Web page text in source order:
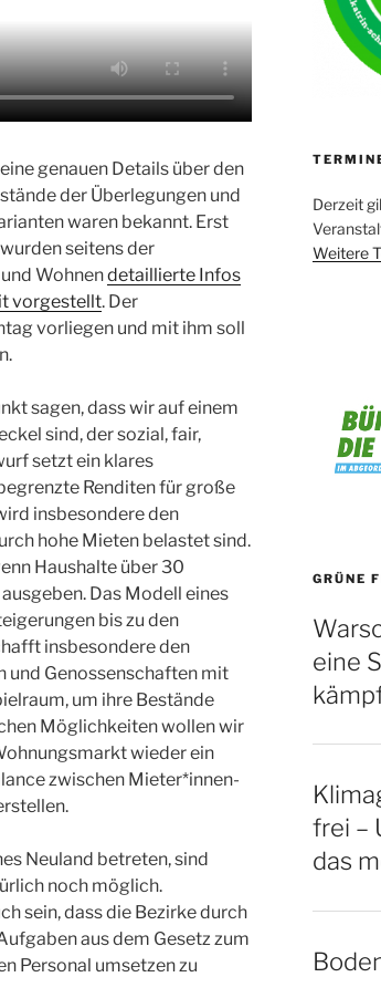
genauen Details über den
der Überlegungen und
waren bekannt. Erst
seitens der
Wohnendetaillierte Infos
vorgestellt. Der
vorliegen und mit ihm soll
sagen, dass wir auf einem
sind, der sozial, fair,
setzt ein klares
Renditen für große
insbesondere den
hohe Mieten belastet sind.
Haushalte über 30
Das Modell eines
bis zu den
insbesondere den
Genossenschaften mit
um ihre Bestände
Möglichkeiten wollen wir
wieder ein
zwischen Mieter*innen-
Neuland betreten, sind
noch möglich.
sein, dass die Bezirke durch
aus dem Gesetz zum
Personal umsetzen zu
Derzeit
Weitere
GRÜNE
eine
frei –
das